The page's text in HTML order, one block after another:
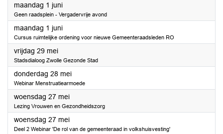
maandag 1 juni2026
Geen raadsplein - Vergadervrije avond
maandag 1 juni2026
Cursus ruimtelijke ordening voor nieuwe Gemeenteraadsleden RO
vrijdag 29 mei2026
Stadsdialoog Zwolle Gezonde Stad
donderdag 28 mei2026
Webinar Menstruatiearmoede
woensdag 27 mei2026
Lezing Vrouwen en Gezondheidszorg
woensdag 27 mei2026
Deel 2 Webinar 'De rol van de gemeenteraad in volkshuisvesting'